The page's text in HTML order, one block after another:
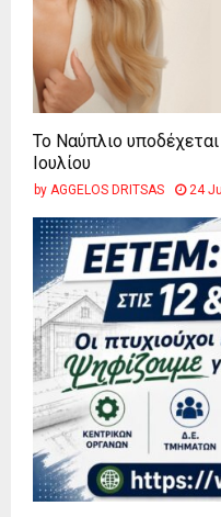
Το Ναύπλιο
Ιουλίου
by AGGELOS DRITSAS 24